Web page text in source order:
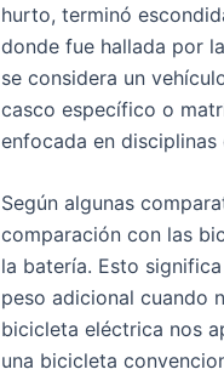
hurto, terminó
donde fue hallada por
se considera un
casco específico o
enfocada en disciplinas
Según algunas
comparación con las
la batería. Esto
peso adicional cuando
bicicleta eléctrica nos
una bicicleta